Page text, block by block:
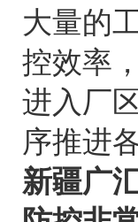
大量的
控效率
进入厂
序推进
新疆广